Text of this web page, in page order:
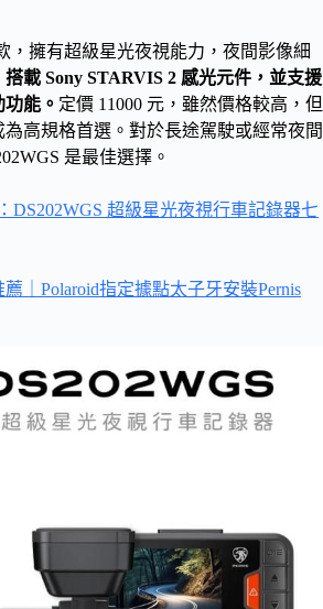
，擁有超級星光夜視能力，夜間影像細
搭載 Sony STARVIS 2 感光元件，並支援
能。 定價 11000 元，雖然價格較高，但
高規格首選。對於長途駕駛或經常夜間
是最佳選擇。
DS202WGS 超級星光夜視行車記錄器七
｜Polaroid指定據點太子牙安裝Pernis